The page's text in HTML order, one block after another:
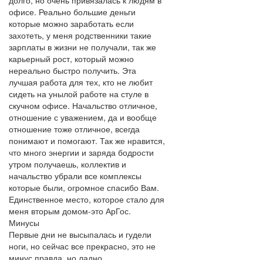
офисе. Реально большие деньги
которые можно заработать если
захотеть, у меня родственники такие
зарплаты в жизни не получали, так же
карьерный рост, который можно
нереально быстро получить. Эта
лучшая работа для тех, кто не любит
сидеть на унылой работе на стуле в
скучном офисе. Начальство отличное,
отношение с уважением, да и вообще
отношение тоже отличное, всегда
понимают и помогают. Так же нравится,
что много энергии и заряда бодрости
утром получаешь, коллектив и
начальство убрали все комплексы
которые были, огромное спасибо Вам.
Единственное место, которое стало для
меня вторым домом-это АрГос.
Минусы
Первые дни не высыпалась и гудели
ноги, но сейчас все прекрасно, это не
минус правда, но ладно.